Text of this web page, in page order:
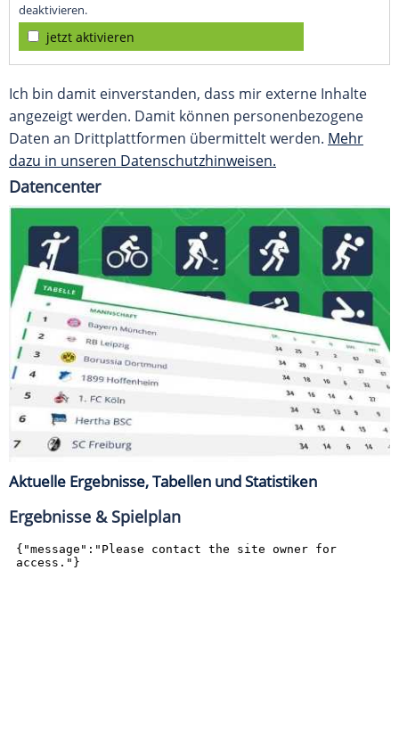
deaktivieren.
jetzt aktivieren
Ich bin damit einverstanden, dass mir externe Inhalte
angezeigt werden. Damit können personenbezogene
Daten an Drittplattformen übermittelt werden. Mehr
dazu in unseren Datenschutzhinweisen.
Datencenter
Aktuelle Ergebnisse, Tabellen und Statistiken
Ergebnisse & Spielplan